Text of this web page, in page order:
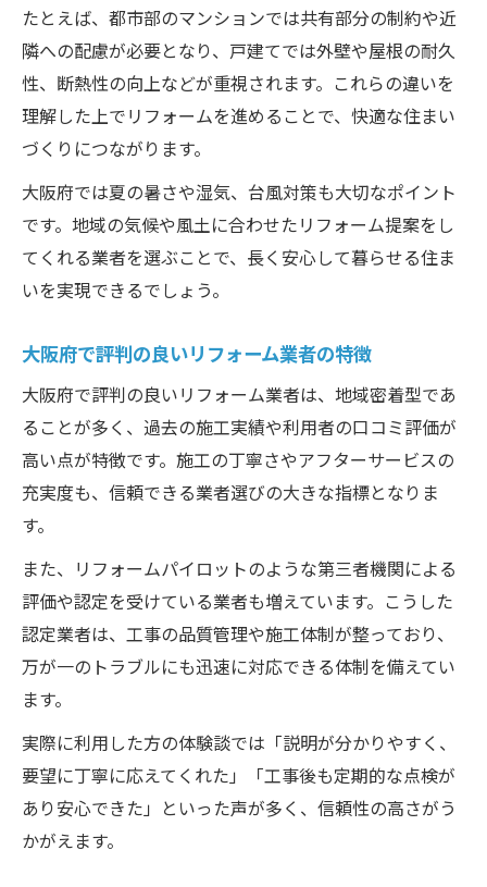
安心できる大阪府のリフォーム選び方
信頼できるリフォーム業者の見極め方
大阪府でリフォーム選び失敗しないコツ
口コミ・評判を活かした業者比較術
大阪府のリフォーム助成制度も要チェック
リフォーム会社の透明性重視のポイントと
は
信頼性重視ならリフォームパイロット活用
リフォームパイロットで信頼性を確保する
方法
パイロット活用で見える施工品質の違い
リフォームパイロットの評判を徹底チェッ
ク
大阪府におけるリフォーム成功の秘訣
大阪府でリフォーム成功に導く準備とは
助成金を活用したリフォーム計画の立て方
リフォーム会社との信頼構築が重要な理由
リフォームの失敗例から学ぶ注意ポイント
住宅リフォームを検討する方必見の流れ
リフォームの計画から完成までの流れ解説
大阪府でリフォーム相談を始めるタイミン
たとえば、都市部のマンションでは共有部分の制約や近
隣への配慮が必要となり、戸建てでは外壁や屋根の耐久
性、断熱性の向上などが重視されます。これらの違いを
理解した上でリフォームを進めることで、快適な住まい
づくりにつながります。
大阪府では夏の暑さや湿気、台風対策も大切なポイント
です。地域の気候や風土に合わせたリフォーム提案をし
てくれる業者を選ぶことで、長く安心して暮らせる住ま
いを実現できるでしょう。
大阪府で評判の良いリフォーム業者の特徴
大阪府で評判の良いリフォーム業者は、地域密着型であ
ることが多く、過去の施工実績や利用者の口コミ評価が
高い点が特徴です。施工の丁寧さやアフターサービスの
充実度も、信頼できる業者選びの大きな指標となりま
す。
また、リフォームパイロットのような第三者機関による
評価や認定を受けている業者も増えています。こうした
認定業者は、工事の品質管理や施工体制が整っており、
万が一のトラブルにも迅速に対応できる体制を備えてい
ます。
実際に利用した方の体験談では「説明が分かりやすく、
要望に丁寧に応えてくれた」「工事後も定期的な点検が
あり安心できた」といった声が多く、信頼性の高さがう
かがえます。